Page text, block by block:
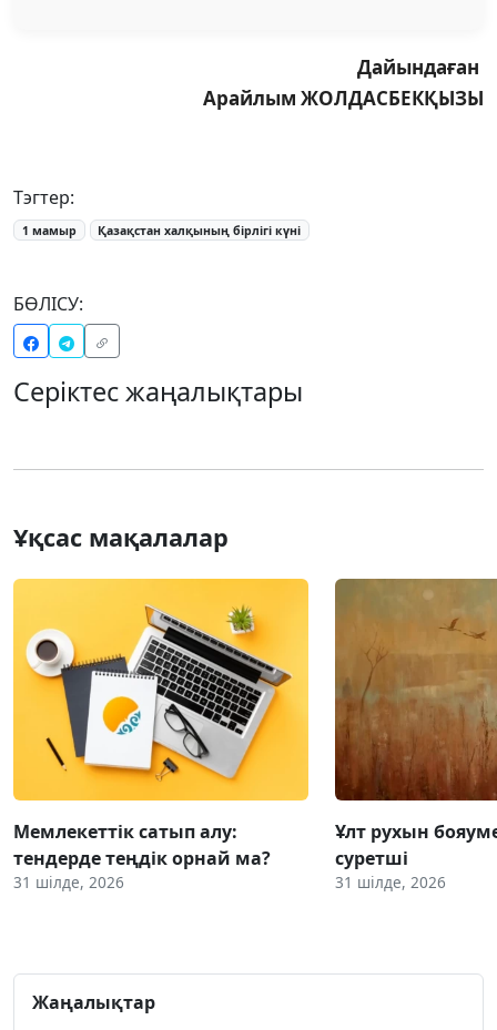
Дайындаған
Арайлым ЖОЛДАСБЕКҚЫЗЫ
Тэгтер:
1 мамыр Қазақстан халқының бірлігі күні
БӨЛІСУ:
Серіктес жаңалықтары
Ұқсас мақалалар
Мемлекеттік сатып алу:
тендерде теңдік орнай ма?
31 шілде, 2026
Ұлт рухын
суретші
31 шілде, 2026
Жаңалықтар